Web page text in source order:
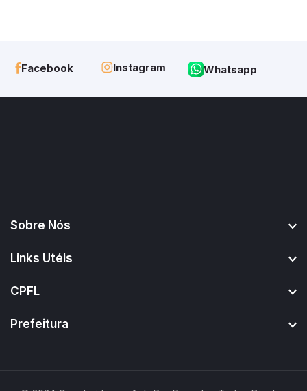
Facebook Instagram Whatsapp
Sobre Nós
Links Utéis
CPFL
Prefeitura